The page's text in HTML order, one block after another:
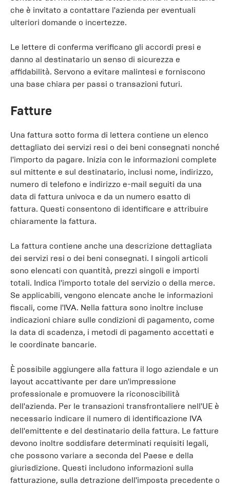
che è invitato a contattare l'azienda per eventuali
ulteriori domande o incertezze.
Le lettere di conferma verificano gli accordi presi e
danno al destinatario un senso di sicurezza e
affidabilità. Servono a evitare malintesi e forniscono
una base chiara per passi o transazioni futuri.
Fatture
Una fattura sotto forma di lettera contiene un elenco
dettagliato dei servizi resi o dei beni consegnati nonché
l'importo da pagare. Inizia con le informazioni complete
sul mittente e sul destinatario, inclusi nome, indirizzo,
numero di telefono e indirizzo e-mail seguiti da una
data di fattura univoca e da un numero esatto di
fattura. Questi consentono di identificare e attribuire
chiaramente la fattura.
La fattura contiene anche una descrizione dettagliata
dei servizi resi o dei beni consegnati. I singoli articoli
sono elencati con quantità, prezzi singoli e importi
totali. Indica l'importo totale del servizio o della merce.
Se applicabili, vengono elencate anche le informazioni
fiscali, come l'IVA. Nella fattura sono inoltre incluse
indicazioni chiare sulle condizioni di pagamento, come
la data di scadenza, i metodi di pagamento accettati e
le coordinate bancarie.
È possibile aggiungere alla fattura il logo aziendale e un
layout accattivante per dare un'impressione
professionale e promuovere la riconoscibilità
dell'azienda. Per le transazioni transfrontaliere nell'UE è
necessario indicare il numero di identificazione IVA
dell'emittente e del destinatario della fattura. Le fatture
devono inoltre soddisfare determinati requisiti legali,
che possono variare a seconda del Paese e della
giurisdizione. Questi includono informazioni sulla
fatturazione, sulla detrazione dell'imposta precedente o